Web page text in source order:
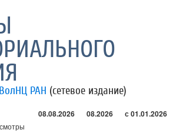
ВолНЦ РАН (сетевое издание)
08.08.2026 08.2026 с 01.01.2026